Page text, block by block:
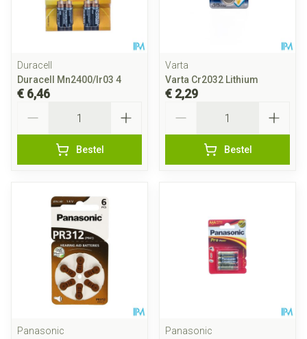
Duracell
Duracell Mn2400/lr03 4
€ 6,46
Bestel
Varta
Varta Cr2032 Lithium
€ 2,29
Bestel
Panasonic
Panasonic